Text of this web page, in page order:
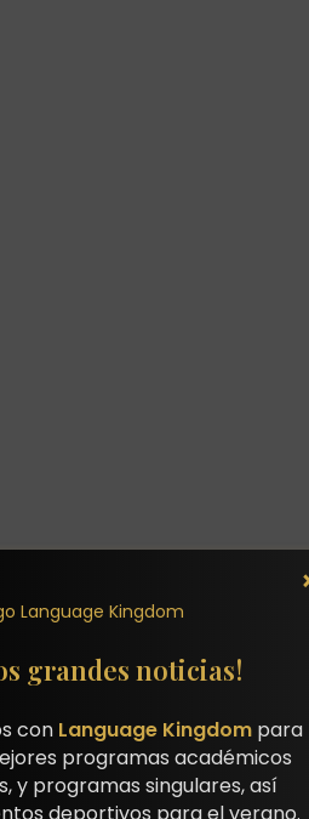
grandes noticias!
con Language Kingdom para
programas académicos
y programas singulares, así